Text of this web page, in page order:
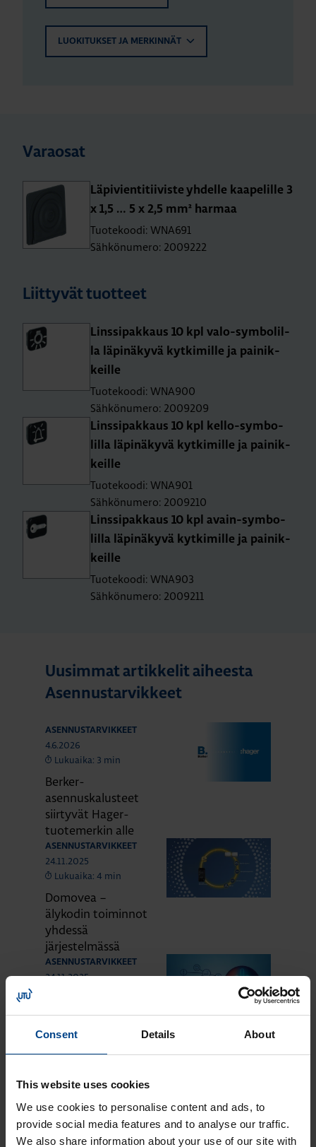
Consent Details About
This website uses cookies
We use cookies to personalise content and ads, to
provide social media features and to analyse our traffic.
We also share information about your use of our site with
LUOKITUKSET JA MERKINNÄT
Varaosat
Lä­pi­vien­ti­tii­vis­te yh­del­le kaa­pe­lil­le 3
x 1,5 … 5 x 2,5 mm² har­maa
Tuotekoodi: WNA691
Sähkönumero: 2009222
Liittyvät tuotteet
Lins­si­pak­kaus 10 kpl va­lo-sym­bo­lil­
la lä­pi­nä­ky­vä kyt­ki­mil­le ja pai­nik­
keil­le
Tuotekoodi: WNA900
Sähkönumero: 2009209
Lins­si­pak­kaus 10 kpl kel­lo-sym­bo­
lil­la lä­pi­nä­ky­vä kyt­ki­mil­le ja pai­nik­
keil­le
Tuotekoodi: WNA901
Sähkönumero: 2009210
Lins­si­pak­kaus 10 kpl avain-sym­bo­
lil­la lä­pi­nä­ky­vä kyt­ki­mil­le ja pai­nik­
keil­le
Tuotekoodi: WNA903
Sähkönumero: 2009211
Uusimmat artikkelit aiheesta
Asennustarvikkeet
ASENNUSTARVIKKEET
4.6.2026
Lukuaika: 3 min
Berker-
asennuskalusteet
siirtyvät Hager-
tuotemerkin alle
ASENNUSTARVIKKEET
24.11.2025
Lukuaika: 4 min
Domovea –
älykodin toiminnot
yhdessä
järjestelmässä
ASENNUSTARVIKKEET
24.11.2025
Matter – uusi
älykotistandardi
domovea Plus
korvaa domovea